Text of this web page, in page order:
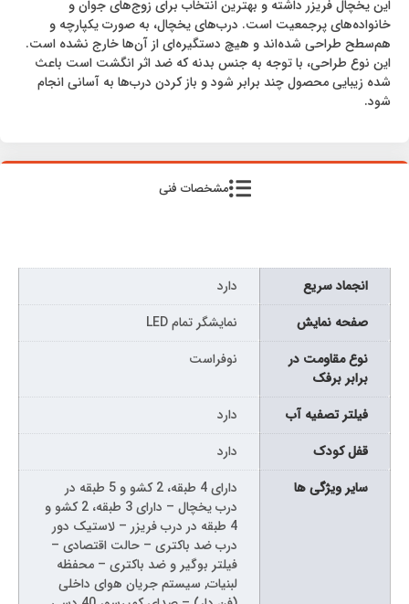
این یخچال فریزر داشته و بهترین انتخاب برای زوج‌های جوان و
خانواده‌های پرجمعیت است. در‌ب‌‌های یخچال، به صورت یکپارچه و
هم‌سطح طراحی شده‌اند و هیچ دستگیره‌ای از آن‌ها خارج نشده است.
این نوع طراحی، با توجه به جنس بدنه که ضد اثر انگشت است باعث
شده زیبایی محصول چند برابر شود و باز کردن درب‌ها به آسانی انجام
شود.
مشخصات فنی
انجماد سریع
دارد
صفحه نمایش
نمایشگر تمام LED
نوع مقاومت در
برابر برفک
نوفراست
فیلتر تصفیه آب
دارد
قفل کودک
دارد
سایر ویژگی ها
دارای 4 طبقه، 2 کشو و 5 طبقه در
درب یخچال – دارای 3 طبقه، 2 کشو و
4 طبقه در درب فریزر – لاستیک دور
درب ضد باکتری – حالت اقتصادی –
فیلتر بوگیر و ضد باکتری – محفظه
لبنیات, سیستم جریان هوای داخلی